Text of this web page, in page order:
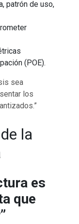
patrón de uso,
(POE).
sea
los
la
es
que